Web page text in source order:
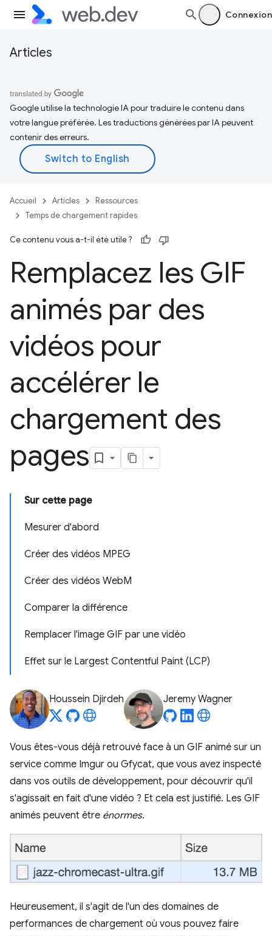
Connexion
Articles
Google utilise la technologie IA pour traduire le contenu dans
votre langue préférée. Les traductions générées par IA peuvent
contenir des erreurs.
Accueil Articles
Ressources
Temps de chargement rapides
Ce contenu vous a-t-il été utile ?
Remplacez les GIF
animés par des
vidéos pour
accélérer le
chargement des
pages
Sur cette page
Mesurer d'abord
Créer des vidéos MPEG
Créer des vidéos WebM
Comparer la différence
Remplacer l'image GIF par une vidéo
Effet sur le Largest Contentful Paint (LCP)
Houssein Djirdeh Jeremy Wagner
Vous êtes-vous déjà retrouvé face à un GIF animé sur un
service comme Imgur ou Gfycat, que vous avez inspecté
dans vos outils de développement, pour découvrir qu'il
s'agissait en fait d'une vidéo ? Et cela est justifié. Les GIF
animés peuvent être énormes.
Heureusement, il s'agit de l'un des domaines de
performances de chargement où vous pouvez faire